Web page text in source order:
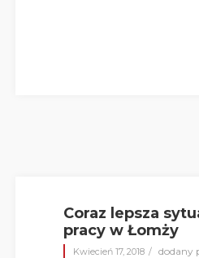
Coraz lepsza
pracy w Łomży
Kwiecień 17, 2018 dodany